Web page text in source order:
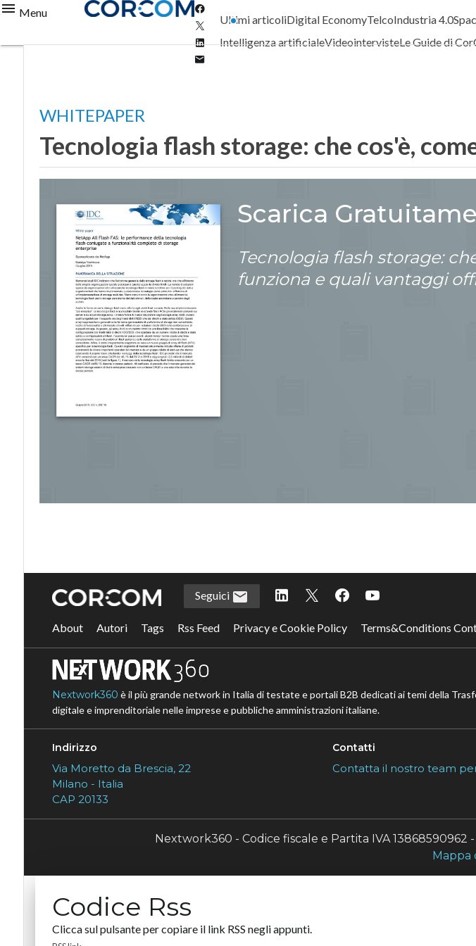
Menu
Twitter
Linkedin
Ultimi articoliDigital EconomyTelcoIndustria 4.0
Intelligenza artificialeVideointervisteLe Guide di
WHITEPAPER
Tecnologia flash storage: che cos'è,
Scarica
Tecnologia flash storage:
funziona e quali vantaggi
Seguici
About Autori Tags Rss Feed Privacy e Cookie Policy Terms&Conditions
Nextwork360 è il più grande network in Italia di testate e portali B2B dedicati ai temi della
digitale e imprenditoriale nelle imprese e pubbliche amministrazioni italiane.
Indirizzo
Via Moretto da Brescia, 22
Milano - Italia
CAP 20133
Contatti
Contatta il nostro team
Nextwork360 - Codice fiscale e Partita IVA 13868590962
Mappa
Codice Rss
Clicca sul pulsante per copiare il link RSS negli appunti.